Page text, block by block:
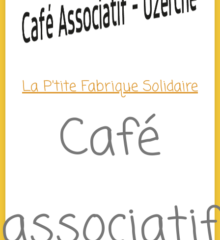
La P'tite Fabrique Solidaire
Café